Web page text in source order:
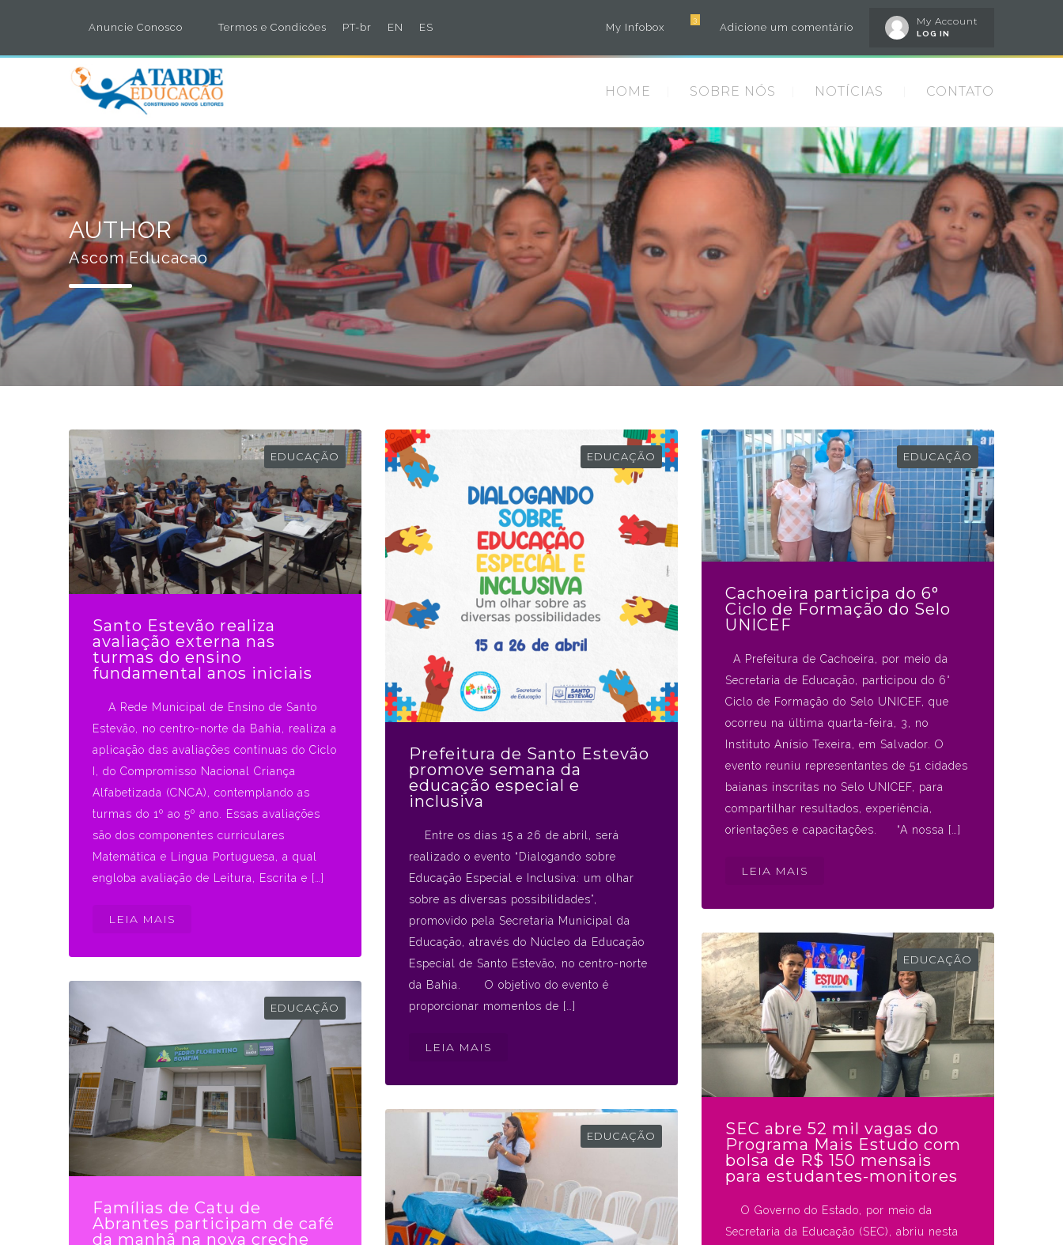
Anuncie Conosco Termos e Condicões PT-br EN ES
My Account
LOG IN
Adicione um comentário
3
My Infobox
HOME SOBRE NÓS NOTÍCIAS CONTATO
AUTHOR
Ascom Educacao
EDUCAÇÃO
Santo Estevão realiza
avaliação externa nas
turmas do ensino
fundamental anos iniciais
A Rede Municipal de Ensino de Santo
Estevão, no centro-norte da Bahia, realiza a
aplicação das avaliações contínuas do Ciclo
I, do Compromisso Nacional Criança
Alfabetizada (CNCA), contemplando as
turmas do 1º ao 5º ano. Essas avaliações
são dos componentes curriculares
Matemática e Língua Portuguesa, a qual
engloba avaliação de Leitura, Escrita e […]
LEIA MAIS
EDUCAÇÃO
Prefeitura de Santo Estevão
promove semana da
educação especial e
inclusiva
Entre os dias 15 a 26 de abril, será
realizado o evento “Dialogando sobre
Educação Especial e Inclusiva: um olhar
sobre as diversas possibilidades”,
promovido pela Secretaria Municipal da
Educação, através do Núcleo da Educação
Especial de Santo Estevão, no centro-norte
da Bahia. O objetivo do evento é
proporcionar momentos de […]
LEIA MAIS
EDUCAÇÃO
Cachoeira participa do 6°
Ciclo de Formação do Selo
UNICEF
A Prefeitura de Cachoeira, por meio da
Secretaria de Educação, participou do 6°
Ciclo de Formação do Selo UNICEF, que
ocorreu na última quarta-feira, 3, no
Instituto Anísio Texeira, em Salvador. O
evento reuniu representantes de 51 cidades
baianas inscritas no Selo UNICEF, para
compartilhar resultados, experiência,
orientações e capacitações. “A nossa […]
LEIA MAIS
EDUCAÇÃO
SEC abre 52 mil vagas do
Programa Mais Estudo com
bolsa de R$ 150 mensais
para estudantes-monitores
O Governo do Estado, por meio da
Secretaria da Educação (SEC), abriu nesta
EDUCAÇÃO
Famílias de Catu de
Abrantes participam de café
da manhã na nova creche
EDUCAÇÃO